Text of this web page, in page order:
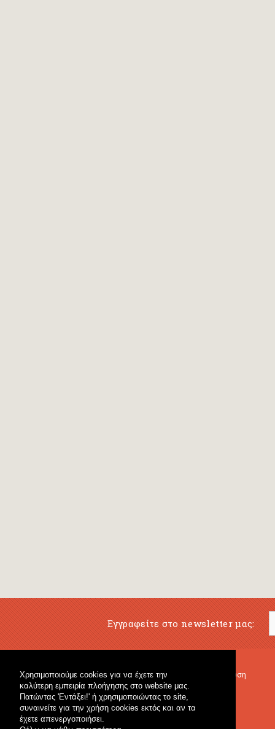
Χρησιμοποιούμε cookies για να έχετε την
καλύτερη εμπειρία πλοήγησης στο website μας.
Πατώντας 'Εντάξει!' ή χρησιμοποιώντας το site,
συναινείτε για την χρήση cookies εκτός και αν τα
έχετε απενεργοποιήσει.
Εγγραφείτε στο newsletter μας:
Μουσικό Βιβλιοπωλείο
Κρουστά & Εκπαιδευτικό Υλικό
Γενικό Βιβλιοπωλείο
Μουσική Εκπαίδευση
Fagotto Blog